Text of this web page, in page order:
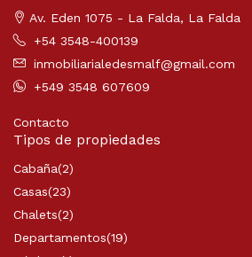
Av. Eden 1075 - La Falda, La Falda
+54 3548-400139
inmobiliarialedesmalf@gmail.com
+549 3548 607609
Contacto
Tipos de propiedades
Cabaña(2)
Casas(23)
Chalets(2)
Departamentos(19)